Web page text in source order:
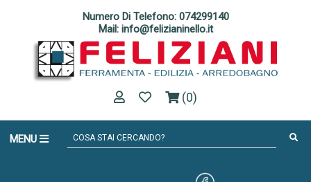
Numero Di Telefono: 074299140
Mail: info@felizianinello.it
(0)
MENU